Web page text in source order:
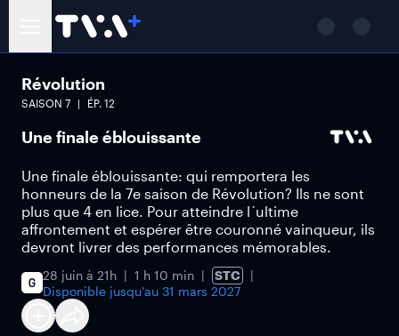
Révolution
SAISON 7 ÉP. 12
Une finale éblouissante
Une finale éblouissante: qui remportera les
honneurs de la 7e saison de Révolution? Ils ne sont
plus que 4 en lice. Pour atteindre l´ultime
affrontement et espérer être couronné vainqueur, ils
devront livrer des performances mémorables.
28 juin à 21h 1 h 10 min
STC
Disponible jusqu'au 31 mars 2027